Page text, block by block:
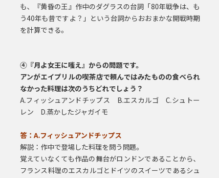
も、『黄昏の王』作中のダグラスの台詞「80年戦争は、も
う40年も昔ですよ？」という台詞からおおまかな開戦時期
を計算できる。
④『月よ女王に嗤え』からの問題です。
アンがエイプリルの喫茶店で頼んではみたものの食べられ
なかった料理は次のうちどれでしょう？
A.フィッシュアンドチップス B.エスカルゴ C.シュトー
レン D.蒸かしたジャガイモ
答：A.フィッシュアンドチップス
解説：作中で登場した料理を問う問題。
覚えていなくても作品の舞台がロンドンであることから、
フランス料理のエスカルゴとドイツのスイーツであるシュ